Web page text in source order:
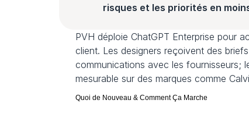
risques et les priorités en
PVH déploie ChatGPT Enterprise pour
client. Les designers reçoivent des
communications avec les fournisseurs;
mesurable sur des marques comme
Quoi de Nouveau & Comment Ça Marche